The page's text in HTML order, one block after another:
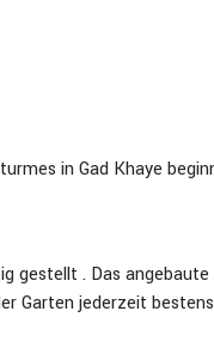
in Gad Khaye
gestellt . Das angebaute
Garten jederzeit